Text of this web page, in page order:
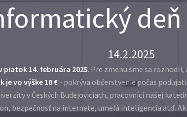
deň
14.2.2025
piatok 14. februára 2025. Pre zmenu sme sa
vo výške 10 € - pokrýva občerstvenie počas
v Českých Budejoviciach, pracovníci našej
bezpečnosť na internete, umelá inteligencia atď.